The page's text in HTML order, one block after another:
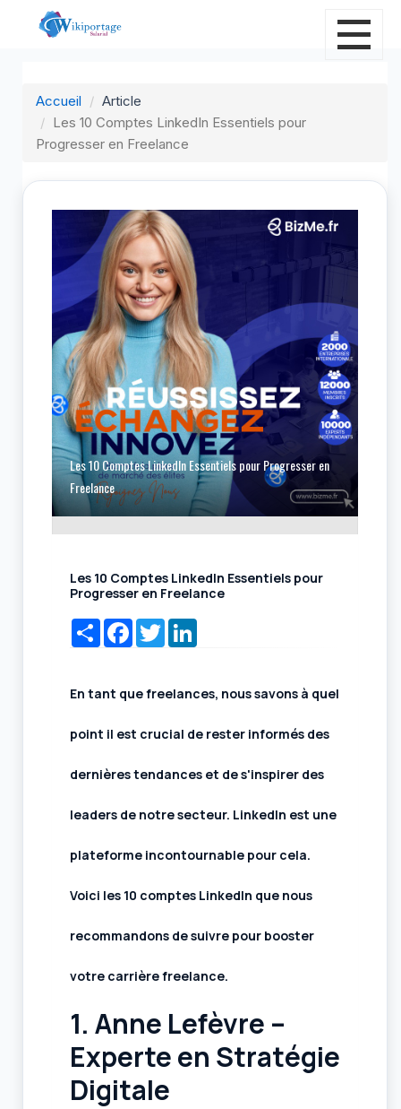
Accueil
Article
Les 10 Comptes LinkedIn Essentiels pour
Progresser en Freelance
Les 10 Comptes LinkedIn Essentiels pour Progresser en
Freelance
Les 10 Comptes LinkedIn Essentiels pour
Progresser en Freelance
ShareFacebook
Twitter
En tant que freelances, nous savons à quel
point il est crucial de rester informés des
dernières tendances et de s'inspirer des
leaders de notre secteur. LinkedIn est une
plateforme incontournable pour cela.
Voici les 10 comptes LinkedIn que nous
recommandons de suivre pour booster
votre carrière freelance.
1. Anne Lefèvre –
Experte en Stratégie
Digitale